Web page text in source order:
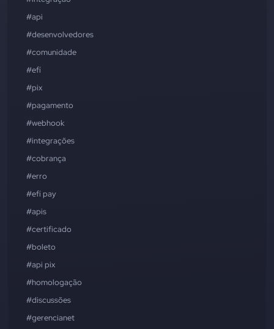
#api
#desenvolvedores
#comunidade
#efí
#pix
#pagamento
#webhook
#integrações
#cobrança
#erro
#efí pay
#apis
#certificado
#boleto
#api pix
#homologação
#discussões
#gerencianet